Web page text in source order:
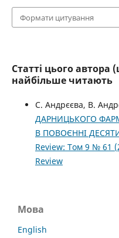
Формати цитування
Статті цього автора
найбільше читають
С. Андрєєва, В.
ДАРНИЦЬКОГО
В ПОВОЄННІ
Review: Том 9 № 61
Review
Мова
English